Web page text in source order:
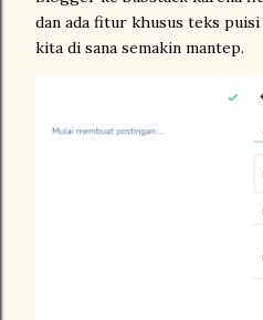
dan ada fitur khusus teks
kita di sana semakin mantep.